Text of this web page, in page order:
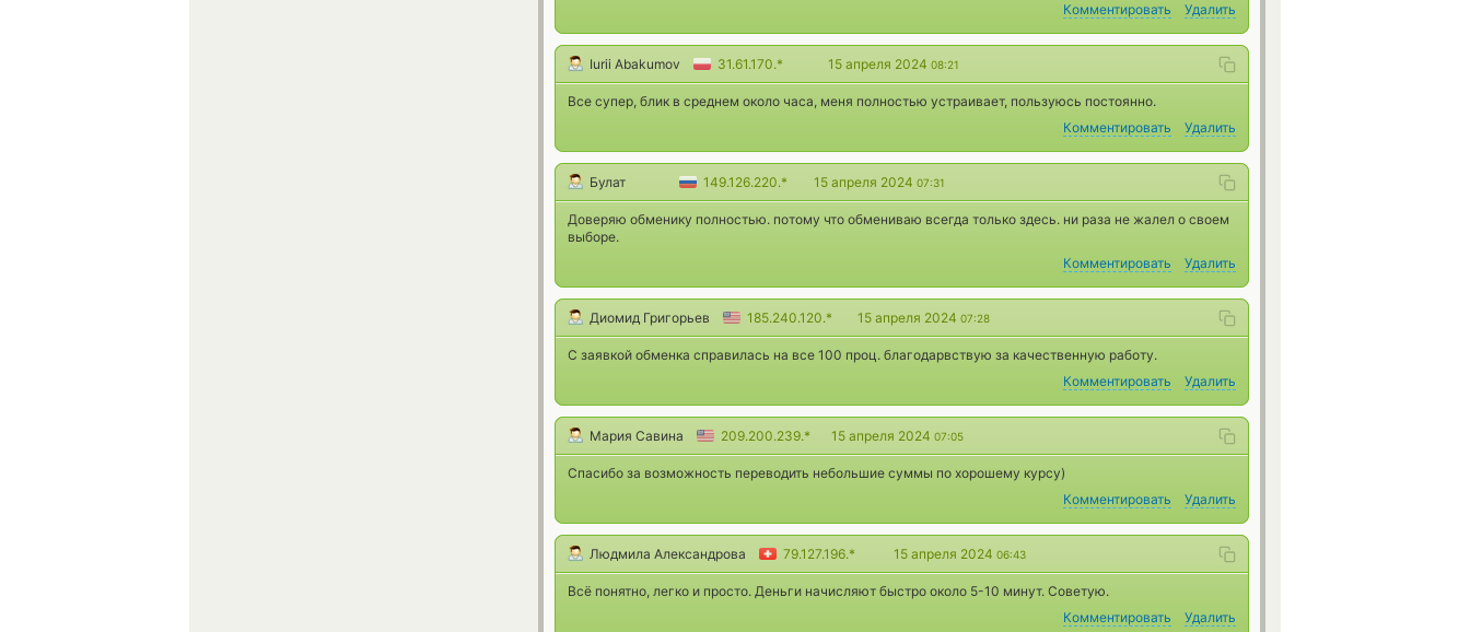
Комментировать
Удалить
Iurii Abakumov 31.61.170.* 15 апреля 2024 08:21
Все супер, блик в среднем около часа, меня полностью устраивает, пользуюсь постоянно.
Комментировать
Удалить
Булат 149.126.220.* 15 апреля 2024 07:31
Доверяю обменику полностью. потому что обмениваю всегда только здесь. ни раза не жалел о своем
выборе.
Комментировать
Удалить
Диомид Григорьев 185.240.120.* 15 апреля 2024 07:28
С заявкой обменка справилась на все 100 проц. благодарвствую за качественную работу.
Комментировать
Удалить
Мария Савина 209.200.239.* 15 апреля 2024 07:05
Спасибо за возможность переводить небольшие суммы по хорошему курсу)
Комментировать
Удалить
Людмила Александрова 79.127.196.* 15 апреля 2024 06:43
Всё понятно, легко и просто. Деньги начисляют быстро около 5-10 минут. Советую.
Комментировать
Удалить